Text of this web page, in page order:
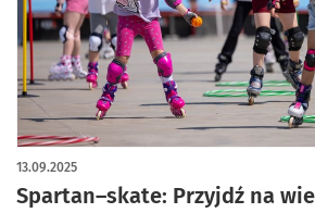
Spartan–skate: Przyjdź na
13.09.2025